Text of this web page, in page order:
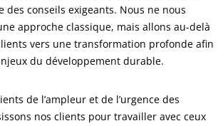
des conseils exigeants. Nous ne nous
approche classique, mais allons au-delà
vers une transformation profonde afin
du développement durable.
de l’ampleur et de l’urgence des
nos clients pour travailler avec ceux